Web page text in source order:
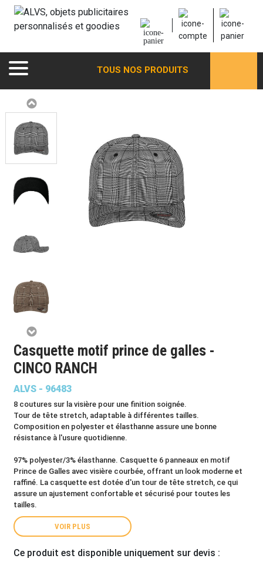
TOUS NOS PRODUITS
Casquette motif prince de galles -
CINCO RANCH
ALVS - 96483
8 coutures sur la visière pour une finition soignée.
Tour de tête stretch, adaptable à différentes tailles.
Composition en polyester et élasthanne assure une bonne
résistance à l'usure quotidienne.
97% polyester/3% élasthanne. Casquette 6 panneaux en motif
Prince de Galles avec visière courbée, offrant un look moderne et
raffiné. La casquette est dotée d'un tour de tête stretch, ce qui
assure un ajustement confortable et sécurisé pour toutes les
tailles.
VOIR PLUS
Ce produit est disponible uniquement sur devis :